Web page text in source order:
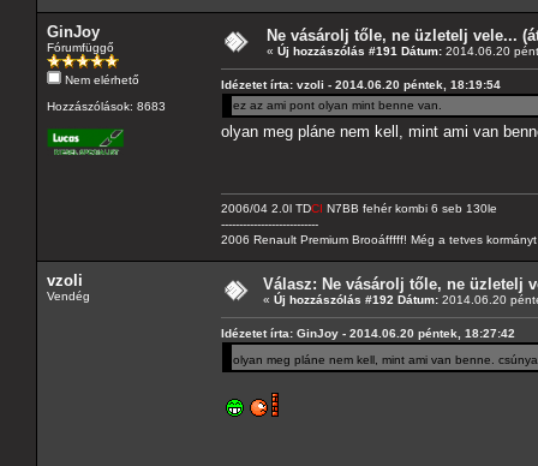
GinJoy
Fórumfüggő
Nem elérhető
Hozzászólások: 8683
Ne vásárolj tőle, ne üzletelj vele...
« Új hozzászólás #191 Dátum: 2014.06.20
Idézetet írta: vzoli - 2014.06.20 péntek, 18:19:54
ez az ami pont olyan mint benne van.
olyan meg pláne nem kell, mint ami van
2006/04 2.0l TDCI N7BB fehér kombi 6 seb 130le
---------------------------
2006 Renault Premium Brooáfffff! Még a tetves
vzoli
Vendég
Válasz: Ne vásárolj tőle, ne üzletelj
« Új hozzászólás #192 Dátum: 2014.06.20
Idézetet írta: GinJoy - 2014.06.20 péntek, 18:27:42
olyan meg pláne nem kell, mint ami van benne.